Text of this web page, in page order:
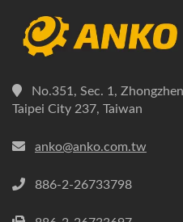
No.351, Sec. 1,
Taipei City 237, Taiwan
anko@anko.com.tw
886-2-26733798